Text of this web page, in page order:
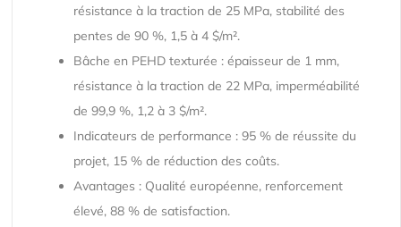
résistance à la traction de 25 MPa, stabilité des
pentes de 90 %, 1,5 à 4 $/m².
Bâche en PEHD texturée : épaisseur de 1 mm,
résistance à la traction de 22 MPa, imperméabilité
de 99,9 %, 1,2 à 3 $/m².
Indicateurs de performance : 95 % de réussite du
projet, 15 % de réduction des coûts.
Avantages : Qualité européenne, renforcement
élevé, 88 % de satisfaction.